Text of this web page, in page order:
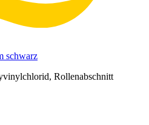
schwarz
Rollenabschnitt